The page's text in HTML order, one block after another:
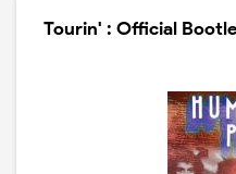
Tourin' : Official